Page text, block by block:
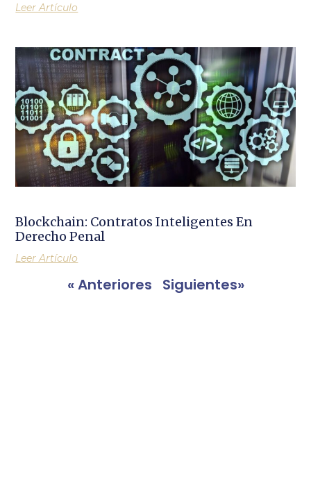
Leer Artículo
Blockchain: Contratos Inteligentes En
Derecho Penal
Leer Artículo
« Anteriores Siguientes»